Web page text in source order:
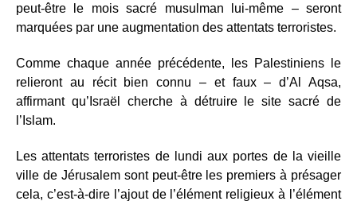
peut-être le mois sacré musulman lui-même – seront
marquées par une augmentation des attentats terroristes.
Comme chaque année précédente, les Palestiniens le
relieront au récit bien connu – et faux – d’Al Aqsa,
affirmant qu’Israël cherche à détruire le site sacré de
l’Islam.
Les attentats terroristes de lundi aux portes de la vieille
ville de Jérusalem sont peut-être les premiers à présager
cela, c’est-à-dire l’ajout de l’élément religieux à l’élément